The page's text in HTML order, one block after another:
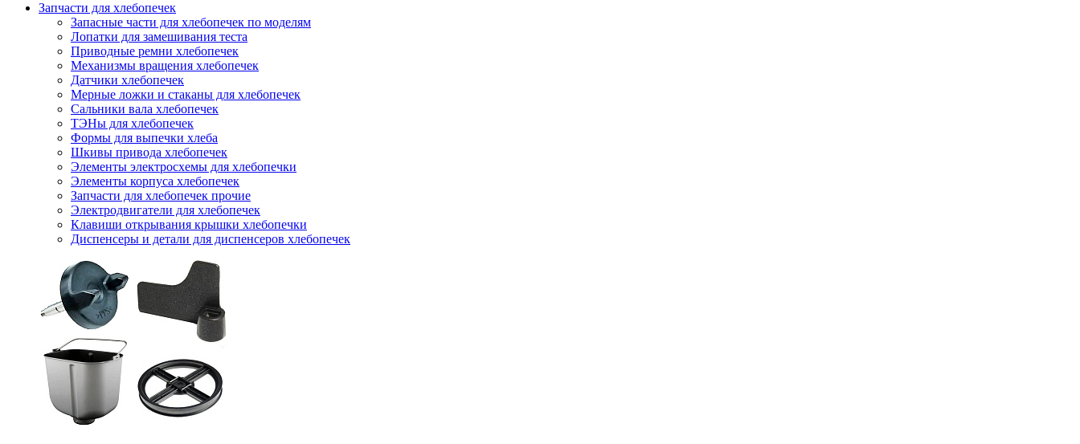
Запчасти для хлебопечек
Запасные части для хлебопечек по моделям
Лопатки для замешивания теста
Приводные ремни хлебопечек
Механизмы вращения хлебопечек
Датчики хлебопечек
Мерные ложки и стаканы для хлебопечек
Сальники вала хлебопечек
ТЭНы для хлебопечек
Формы для выпечки хлеба
Шкивы привода хлебопечек
Элементы электросхемы для хлебопечки
Элементы корпуса хлебопечек
Запчасти для хлебопечек прочие
Электродвигатели для хлебопечек
Клавиши открывания крышки хлебопечки
Диспенсеры и детали для диспенсеров хлебопечек